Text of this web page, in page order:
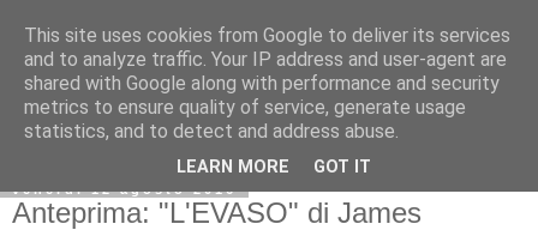
venerdì 12 agosto 2016
Anteprima: "L'EVASO" di James
This site uses cookies from Google to deliver its services
and to analyze traffic. Your IP address and user-agent are
shared with Google along with performance and security
metrics to ensure quality of service, generate usage
statistics, and to detect and address abuse.
LEARN MORE GOT IT